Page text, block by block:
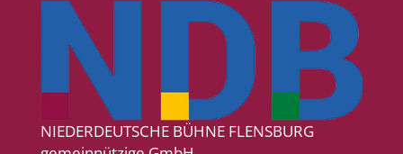
NIEDERDEUTSCHE BÜHNE FLENSBURG